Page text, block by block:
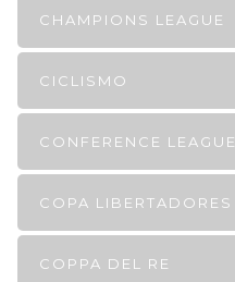
CHAMPIONS LEAGUE
CICLISMO
CONFERENCE LEAGUE
COPA LIBERTADORES
COPPA DEL RE